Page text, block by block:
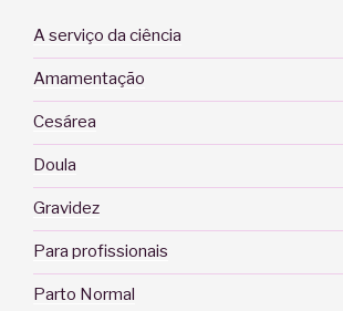
A serviço da ciência
Amamentação
Cesárea
Doula
Gravidez
Para profissionais
Parto Normal